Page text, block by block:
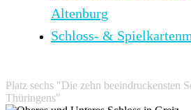
Altenburg
Schloss- &
Platz sechs "Die zehn beeindruckensten
Thüringens"